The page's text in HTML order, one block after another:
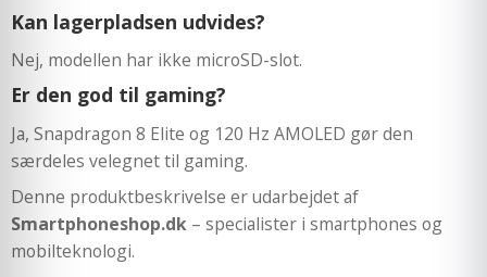
Kan lagerpladsen udvides?
Nej, modellen har ikke microSD-slot.
Er den god til gaming?
Ja, Snapdragon 8 Elite og 120 Hz AMOLED gør den
særdeles velegnet til gaming.
Denne produktbeskrivelse er udarbejdet af
Smartphoneshop.dk – specialister i smartphones og
mobilteknologi.